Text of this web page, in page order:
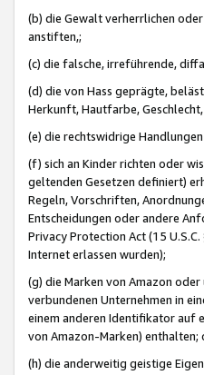
(b) die Gewalt verherrlichen
anstiften,;
(c) die falsche, irreführende,
(d) die von Hass geprägte,
Herkunft, Hautfarbe,
(e) die rechtswidrige
(f) sich an Kinder richten oder
geltenden Gesetzen definiert)
Regeln, Vorschriften,
Entscheidungen oder andere
Privacy Protection Act (15
Internet erlassen wurden);
(g) die Marken von Amazon
verbundenen Unternehmen in
einem anderen Identifikator auf
von Amazon-Marken) enthalten;
(h) die anderweitig geistige